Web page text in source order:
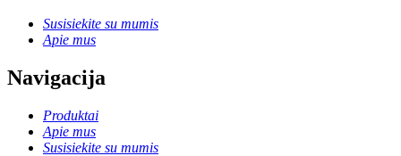
Susisiekite su mumis
Apie mus
Navigacija
Produktai
Apie mus
Susisiekite su mumis